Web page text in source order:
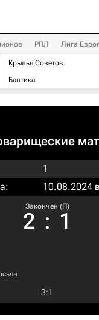
РПЛ Лига
Крылья Советов
Балтика
1
10.08.2024
Закончен (П)
2 : 1
3:1